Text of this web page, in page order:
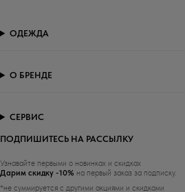
ПОДПИШИТЕСЬ НА РАССЫЛКУ
Узнавайте первыми о новинках и скидках
Дарим скидку -10% на первый заказ за подписку.
*не суммируется с другими акциями и скидками
ОДЕЖДА
О БРЕНДЕ
СЕРВИС